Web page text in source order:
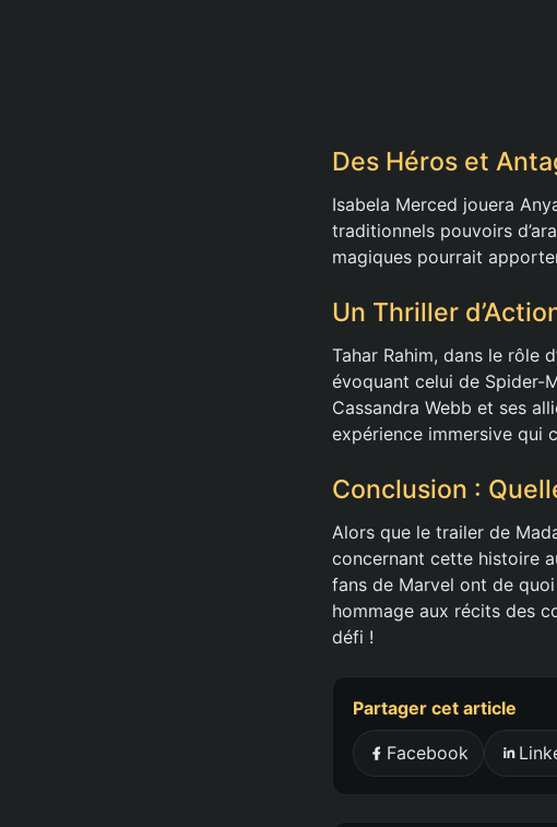
Des Héros et
Isabela Merced jouera
traditionnels pouvoirs
magiques pourrait
Un Thriller
Tahar Rahim, dans le rôle
évoquant celui de Spider-
Cassandra Webb et ses
expérience immersive qui
Conclusion :
Alors que le trailer de
concernant cette histoire
fans de Marvel ont de
hommage aux récits des
défi !
Partager cet article
Facebook